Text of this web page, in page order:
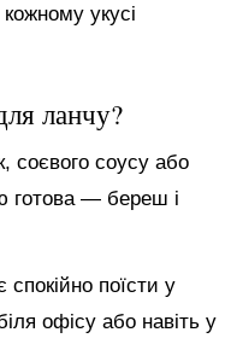
укусі
ланчу?
соєвого соусу або
готова — береш і
поїсти у
офісу або навіть у